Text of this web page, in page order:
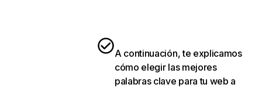
A continuación, te explicamos
cómo elegir las mejores
palabras clave para tu web a